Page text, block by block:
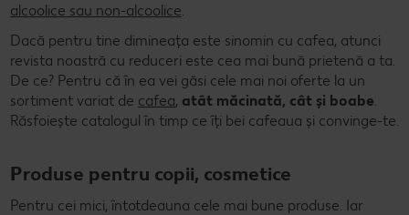
alcoolice sau non-alcoolice.
Dacă pentru tine dimineața este sinomin cu cafea, atunci
revista noastră cu reduceri este cea mai bună prietenă a ta.
De ce? Pentru că în ea vei găsi cele mai noi oferte la un
sortiment variat de cafea, atât măcinată, cât și boabe.
Răsfoiește catalogul în timp ce îți bei cafeaua și convinge-te.
Produse pentru copii, cosmetice
Pentru cei mici, întotdeauna cele mai bune produse. Iar